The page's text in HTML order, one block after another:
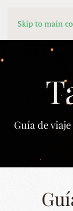
Skip to main
MENÚ
Guía de